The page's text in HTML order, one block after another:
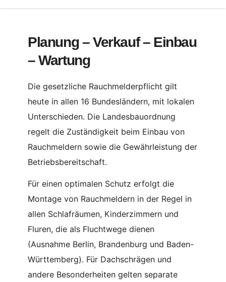
Planung – Verkauf – Einbau
– Wartung
Die gesetzliche Rauchmelderpflicht gilt
heute in allen 16 Bundesländern, mit lokalen
Unterschieden. Die Landesbauordnung
regelt die Zuständigkeit beim Einbau von
Rauchmeldern sowie die Gewährleistung der
Betriebsbereitschaft.
Für einen optimalen Schutz erfolgt die
Montage von Rauchmeldern in der Regel in
allen Schlafräumen, Kinderzimmern und
Fluren, die als Fluchtwege dienen
(Ausnahme Berlin, Brandenburg und Baden-
Württemberg). Für Dachschrägen und
andere Besonderheiten gelten separate